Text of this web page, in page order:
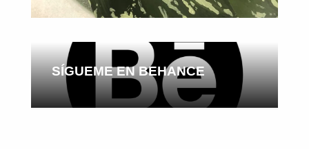
SÍGUEME EN BEHANCE